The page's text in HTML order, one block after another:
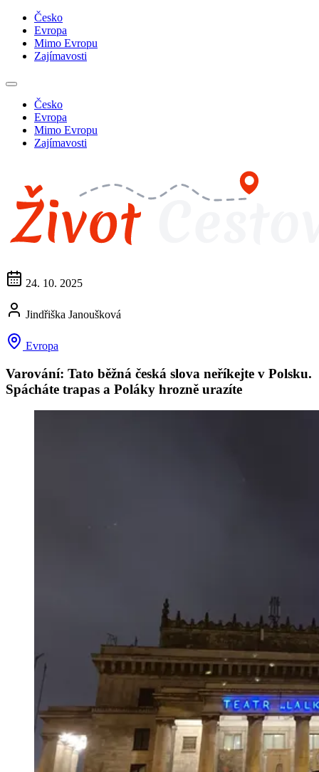
Česko
Evropa
Mimo Evropu
Zajímavosti
Česko
Evropa
Mimo Evropu
Zajímavosti
24. 10. 2025
Jindřiška Janoušková
Evropa
Varování: Tato běžná česká slova neříkejte v Polsku.
Spácháte trapas a Poláky hrozně urazíte